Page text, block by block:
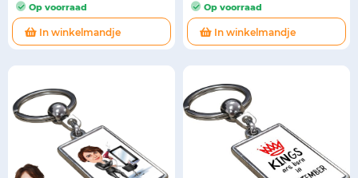
Op voorraad
In winkelmandje
Op voorraad
In winkelmandje